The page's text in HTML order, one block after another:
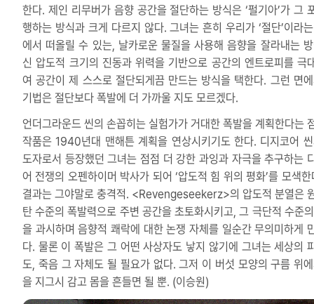
한다. 제인 리무버가 음향 공간을 절단하는 방식은 ‘펄기아’가 그
행하는 방식과 크게 다르지 않다. 그녀는 흔히 우리가 ‘절단’이라
에서 떠올릴 수 있는, 날카로운 물질을 사용해 음향을 잘라내는
신 압도적 크기의 진동과 위력을 기반으로 공간의 엔트로피를 극
여 공간이 제 스스로 절단되게끔 만드는 방식을 택한다. 그런 면
기법은 절단보다 폭발에 더 가까울 지도 모르겠다.
언더그라운드 씬의 손꼽히는 실험가가 거대한 폭발을 계획한다는
작품은 1940년대 맨해튼 계획을 연상시키기도 한다. 디지코어
도자로서 등장했던 그녀는 점점 더 강한 과잉과 자극을 추구하는
어 전쟁의 오펜하이머 박사가 되어 ‘압도적 힘 위의 평화’를 모색
결과는 그야말로 충격적. <Revengeseekerz>의 압도적 분열은
탄 수준의 폭발력으로 주변 공간을 초토화시키고, 그 극단적 수준
을 과시하며 음향적 쾌락에 대한 논쟁 자체를 일순간 무의미하게
다. 물론 이 폭발은 그 어떤 사상자도 낳지 않기에 그녀는 세상의
도, 죽음 그 자체도 될 필요가 없다. 그저 이 버섯 모양의 구름 위
을 지그시 감고 몸을 흔들면 될 뿐. (이승원)